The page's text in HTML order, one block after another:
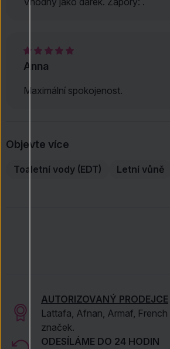
Anna
Maximální spokojenost.
Objevte více
Toaletní vody (EDT) Letní vůně
AUTORIZOVANÝ PRODEJCE
Lattafa, Afnan, Armaf,
značek.
ODESÍLÁME DO 24 HODIN